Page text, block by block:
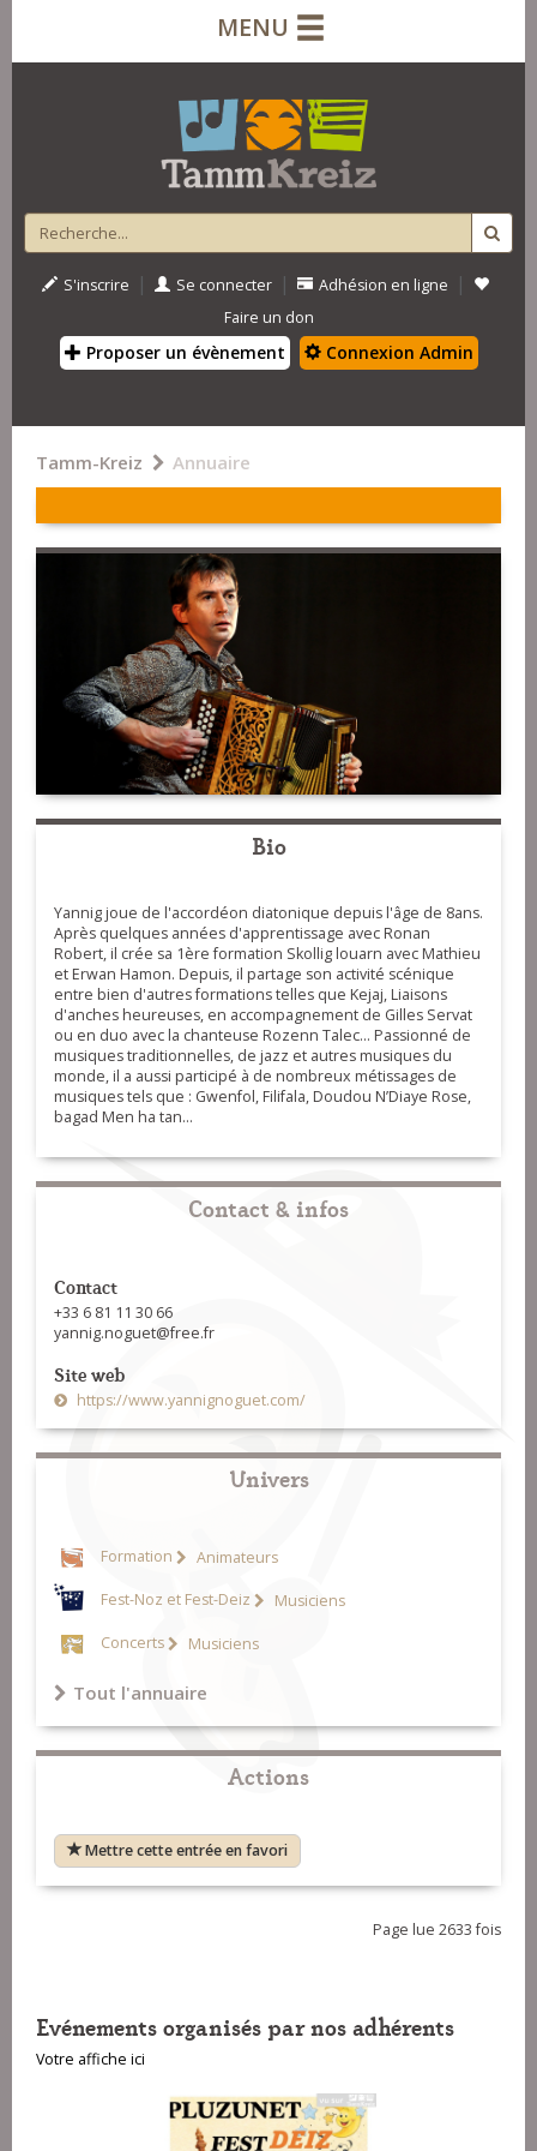
MENU
S'inscrire | Se connecter | Adhésion en ligne |
Faire un don
Proposer un évènement Connexion Admin
Tamm-Kreiz Annuaire
Bio
Yannig joue de l'accordéon diatonique depuis l'âge de 8ans.
Après quelques années d'apprentissage avec Ronan
Robert, il crée sa 1ère formation Skollig louarn avec Mathieu
et Erwan Hamon. Depuis, il partage son activité scénique
entre bien d'autres formations telles que Kejaj, Liaisons
d'anches heureuses, en accompagnement de Gilles Servat
ou en duo avec la chanteuse Rozenn Talec... Passionné de
musiques traditionnelles, de jazz et autres musiques du
monde, il a aussi participé à de nombreux métissages de
musiques tels que : Gwenfol, Filifala, Doudou N’Diaye Rose,
bagad Men ha tan…
Contact & infos
Contact
+33 6 81 11 30 66
yannig.noguet@free.fr
Site web
https://www.yannignoguet.com/
Univers
Formation Animateurs
Fest-Noz et Fest-Deiz Musiciens
Concerts Musiciens
Tout l'annuaire
Actions
Mettre cette entrée en favori
Page lue 2633 fois
Evénements organisés par nos adhérents
Votre affiche ici